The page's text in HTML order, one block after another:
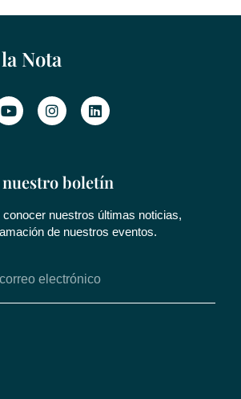
Nota
nuestro boletín
conocer nuestros últimas noticias,
de nuestros eventos.